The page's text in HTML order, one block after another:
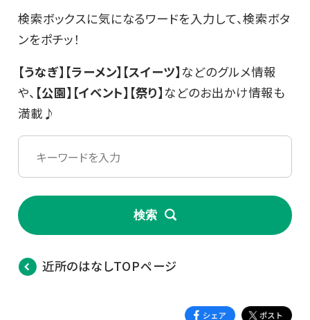
検索ボックスに気になるワードを入力して、検索ボタ
ンをポチッ！
【うなぎ】【ラーメン】【スイーツ】などのグルメ情報
や、 【公園】【イベント】【祭り】などのお出かけ情報も
満載♪
検索
近所のはなしTOPページ